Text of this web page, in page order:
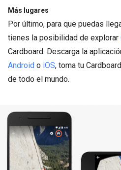
Más lugares
Por último, para que puedas
tienes la posibilidad de explorar
Cardboard. Descarga la
Android o iOS, toma tu
de todo el mundo.